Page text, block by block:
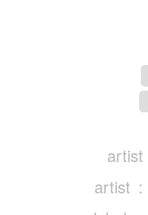
artist
artist